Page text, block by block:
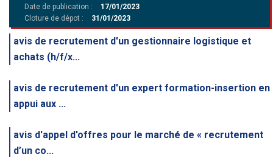
Date de publication :
17/01/2023
Cloture de dépot :
31/01/2023
avis de recrutement d'un gestionnaire logistique et
achats (h/f/x...
avis de recrutement d'un expert formation-insertion en
appui aux ...
avis d'appel d'offres pour le marché de « recrutement
d’un co...